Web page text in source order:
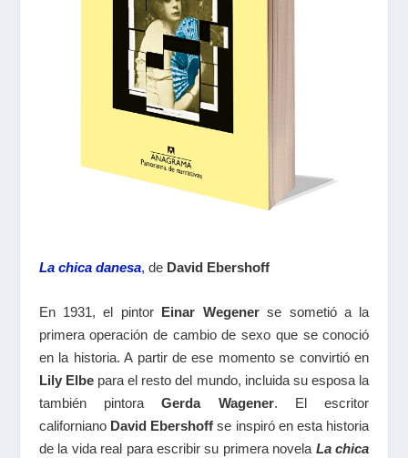
La chica danesa, de David Ebershoff
En 1931, el pintor Einar Wegenerse sometió a la
primera operación de cambio de sexo que se conoció
en la historia. A partir de ese momento se convirtió en
Lily Elbepara el resto del mundo, incluida su esposa la
también pintoraGerda Wagener. El escritor
californiano David Ebershoff se inspiró en esta historia
de la vida real para escribir su primera novela La chica